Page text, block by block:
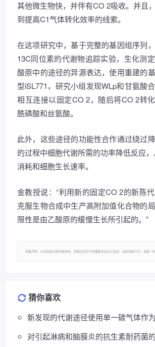
其他微生物快，并伴有CO 2吸收。并且
到提高C1气体转化效率的线索。
在这项研究中，基于完整的基因组序列
13C同位素的代谢物追踪实验，生化测
酸原中的途径的异源表达，使用重建的
型iSL771，研究小组发现WLp和甘氨酸
相互连接以固定CO 2，随后将CO 2转
酰磷酸和丝氨酸。
此外，这些途径的功能性合作通过绕过
的过程中细胞代谢所需的功率降低反应
消耗和细胞生长速率。
金教授说：“利用新的固定CO 2的新陈
克服生物合成中生产高附加值化合物的
限性是由乙酸原的缓慢生长所引起的。”
郑重声明：本文版权归原作者所有，转载文章仅为传播更多信息之目的，如有侵权行为，请第一
猜你喜欢
新发现的代谢途径使用单一碳气体作
对引起淋病和脑膜炎的抗生素耐药菌